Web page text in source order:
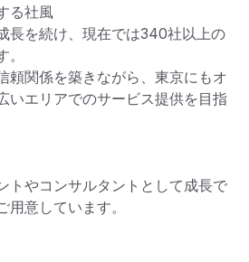
る社風
長を続け、現在では340社以上の
頼関係を築きながら、東京にもオ
いエリアでのサービス提供を目指
トやコンサルタントとして成長で
用意しています。